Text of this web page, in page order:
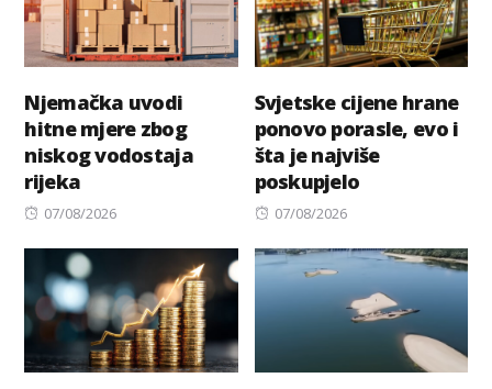
Njemačka uvodi
hitne mjere zbog
niskog vodostaja
rijeka
Posted
07/08/2026
Svjetske cijene hrane
ponovo porasle, evo i
šta je najviše
poskupjelo
Posted
07/08/2026